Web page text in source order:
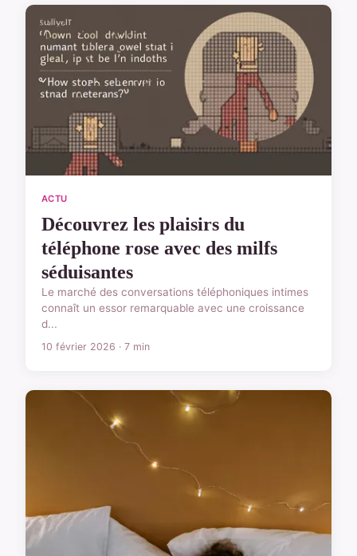
ACTU
Découvrez les plaisirs du
téléphone rose avec des milfs
séduisantes
Le marché des conversations téléphoniques intimes
connaît un essor remarquable avec une croissance
d...
10 février 2026 · 7 min